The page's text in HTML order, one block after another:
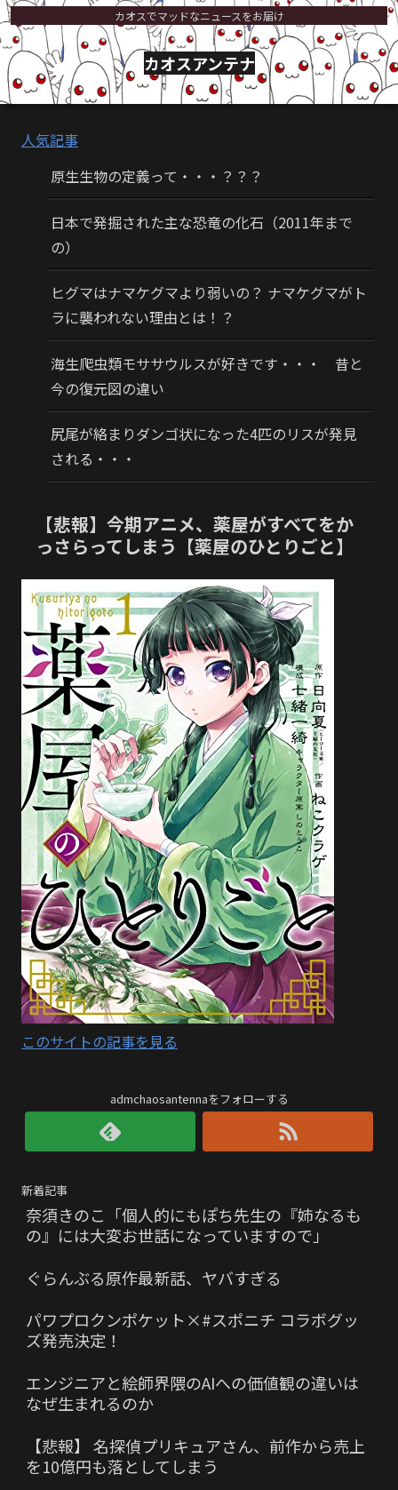
カオスでマッドなニュースをお届け
カオスアンテナ
人気記事
原生生物の定義って・・・？？？
日本で発掘された主な恐竜の化石（2011年まで
の）
ヒグマはナマケグマより弱いの？ ナマケグマがト
ラに襲われない理由とは！？
海生爬虫類モササウルスが好きです・・・ 昔と
今の復元図の違い
尻尾が絡まりダンゴ状になった4匹のリスが発見
される・・・
【悲報】今期アニメ、薬屋がすべてをか
っさらってしまう【薬屋のひとりごと】
このサイトの記事を見る
admchaosantennaをフォローする
新着記事
奈須きのこ「個人的にもぽち先生の『姉なるも
の』には大変お世話になっていますので」
ぐらんぶる原作最新話、ヤバすぎる
パワプロクンポケット×#スポニチ コラボグッ
ズ発売決定！
エンジニアと絵師界隈のAIへの価値観の違いは
なぜ生まれるのか
【悲報】 名探偵プリキュアさん、前作から売上
を10億円も落としてしまう